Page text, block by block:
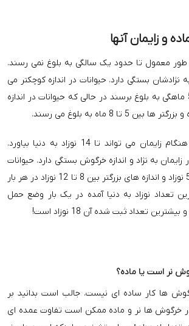
و زایمان آنها
معمول تا حدود یک سالگی به بلوغ نمی رسند.
نژادشان بستگی دارد. حیوانات در اندازه کوچکتر می
توانند در حدود 4 یا 5 ماهگی به بلوغ برسند در حالی که حیوانات در اندازه
یک خرگوش مادر در هنگام زایمان می تواند تا 14 نوزاد به دنیا بیاورد.
زایمان به نژاد و اندازه خرگوش بستگی دارد. حیوانات
در اندازه کوچکتر 4 یا 5 نوزاد و اندازه های بزرگتر بین 8 تا 12 نوزاد در هر بار
تعداد نوزاد به دنیا آمده در یک بار وضع حمل
تعداد ثبت شده آن 18 نوزاد است!
نر است یا ماده؟
ها کار ساده ای نیست. جالب است بدانید بر
خرگوش ها نر و ماده ممکن است تفاوت عمده ای